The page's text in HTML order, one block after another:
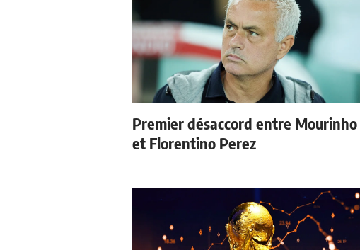
Premier désaccord entre Mourinho
et Florentino Perez